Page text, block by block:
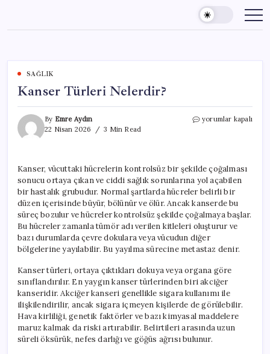
content
SAĞLIK
Kanser Türleri Nelerdir?
By Emre Aydın
22 Nisan 2026
3 Min Read
Kanser
yorumlar kapalı
Kanser, vücuttaki hücrelerin kontrolsüz bir şekilde çoğalması
sonucu ortaya çıkan ve ciddi sağlık sorunlarına yol açabilen
bir hastalık grubudur. Normal şartlarda hücreler belirli bir
düzen içerisinde büyür, bölünür ve ölür. Ancak kanserde bu
süreç bozulur ve hücreler kontrolsüz şekilde çoğalmaya başlar.
Bu hücreler zamanla tümör adı verilen kitleleri oluşturur ve
bazı durumlarda çevre dokulara veya vücudun diğer
bölgelerine yayılabilir. Bu yayılma sürecine metastaz denir.
Kanser türleri, ortaya çıktıkları dokuya veya organa göre
sınıflandırılır. En yaygın kanser türlerinden biri akciğer
kanseridir. Akciğer kanseri genellikle sigara kullanımı ile
ilişkilendirilir, ancak sigara içmeyen kişilerde de görülebilir.
Hava kirliliği, genetik faktörler ve bazı kimyasal maddelere
maruz kalmak da riski artırabilir. Belirtileri arasında uzun
süreli öksürük, nefes darlığı ve göğüs ağrısı bulunur.